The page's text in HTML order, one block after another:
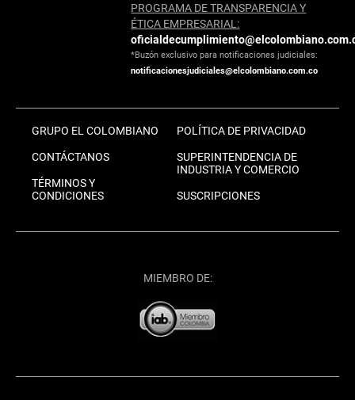
PROGRAMA DE TRANSPARENCIA Y
ÉTICA EMPRESARIAL:
*Buzón exclusivo para notificaciones judiciales:
notificacionesjudiciales@elcolombiano.com.co
GRUPO EL COLOMBIANO
CONTÁCTANOS
TÉRMINOS Y
CONDICIONES
POLÍTICA DE PRIVACIDAD
SUPERINTENDENCIA DE
INDUSTRIA Y COMERCIO
SUSCRIPCIONES
MIEMBRO DE: